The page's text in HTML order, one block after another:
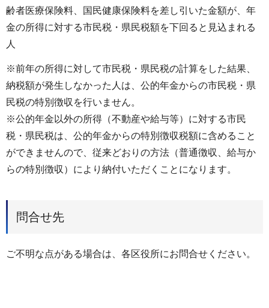
齢者医療保険料、国民健康保険料を差し引いた金額が、年
金の所得に対する市民税・県民税額を下回ると見込まれる
人
※前年の所得に対して市民税・県民税の計算をした結果、
納税額が発生しなかった人は、公的年金からの市民税・県
民税の特別徴収を行いません。
※公的年金以外の所得（不動産や給与等）に対する市民
税・県民税は、公的年金からの特別徴収税額に含めること
ができませんので、従来どおりの方法（普通徴収、給与か
らの特別徴収）により納付いただくことになります。
問合せ先
ご不明な点がある場合は、各区役所にお問合せください。